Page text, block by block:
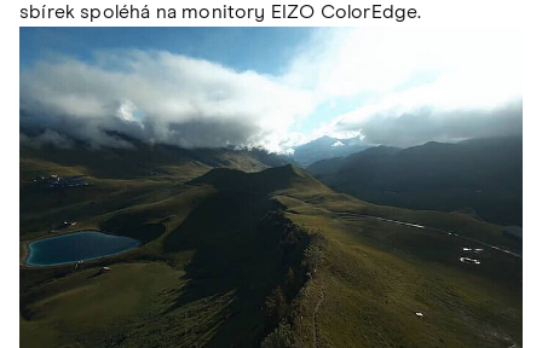
sbírek spoléhá na monitory EIZO ColorEdge.